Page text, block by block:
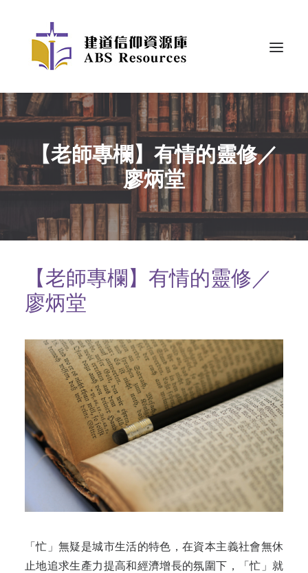
【老師專欄】有情的靈修／
廖炳堂
【老師專欄】有情的靈修／
廖炳堂
「忙」無疑是城市生活的特色，在資本主義社會無休
止地追求生產力提高和經濟增長的氛圍下，「忙」就